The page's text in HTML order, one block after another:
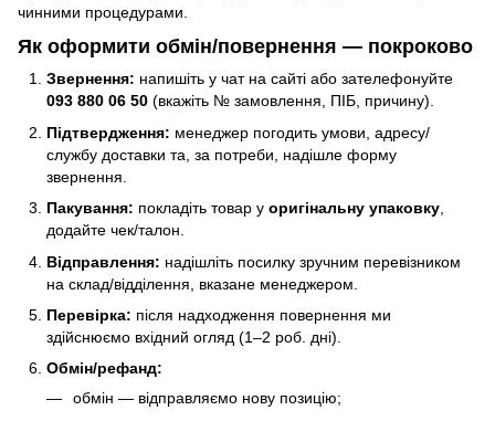
чинними процедурами.
Як оформити обмін/повернення — покроково
Звернення: напишіть у чат на сайті або зателефонуйте
093 880 06 50 (вкажіть № замовлення, ПІБ, причину).
Підтвердження: менеджер погодить умови, адресу/
службу доставки та, за потреби, надішле форму
звернення.
Пакування: покладіть товар у оригінальну упаковку,
додайте чек/талон.
Відправлення: надішліть посилку зручним перевізником
на склад/відділення, вказане менеджером.
Перевірка: після надходження повернення ми
здійснюємо вхідний огляд (1–2 роб. дні).
Обмін/рефанд:
обмін — відправляємо нову позицію;